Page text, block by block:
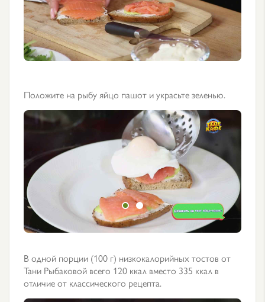
Положите на рыбу яйцо пашот и украсьте зеленью.
В одной порции (100 г) низкокалорийных тостов от
Тани Рыбаковой всего 120 ккал вместо 335 ккал в
отличие от классического рецепта.